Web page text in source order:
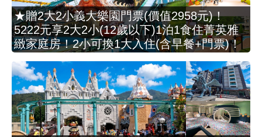
★贈2大2小義大樂園門票(價值2958元)！
5222元享2大2小(12歲以下)1泊1食住菁英雅
緻家庭房！2小可換1大入住(含早餐+門票)！